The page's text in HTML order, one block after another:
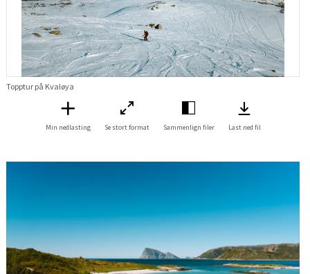
Topptur på Kvaløya
Min nedlasting Se stort format Sammenlign filer Last ned fil